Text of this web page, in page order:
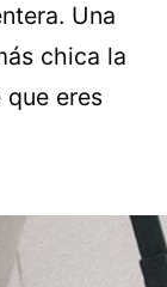
Una
chica la
que eres